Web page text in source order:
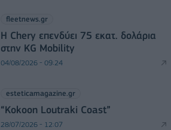
fleetnews.gr
Η Chery επενδύει 75 εκατ. δολάρια
στην KG Mobility
04/08/2026 - 09:24
esteticamagazine.gr
“Kokoon Loutraki Coast”
28/07/2026 - 12:07